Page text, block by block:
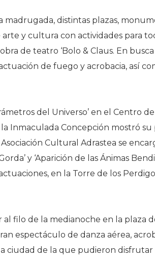
madrugada, distintas plazas,
y cultura con actividades para
de teatro ‘Bolo & Claus. En
de fuego y acrobacia, así
del Universo’ en el Centro
la Inmaculada Concepción mostró
Asociación Cultural Adrastea se
y ‘Aparición de las Ánimas
en la Torre de los
filo de la medianoche en la plaza
espectáculo de danza aérea,
ciudad de la que pudieron disfrutar